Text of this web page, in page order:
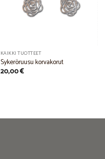
KAIKKI TUOTTEET
Sykeröruusu korvakorut
20,00€